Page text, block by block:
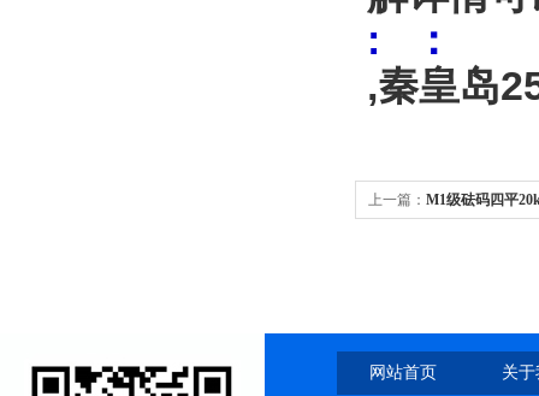
: ：
,秦皇岛
上一篇： M1级砝码四平
网站首页 关